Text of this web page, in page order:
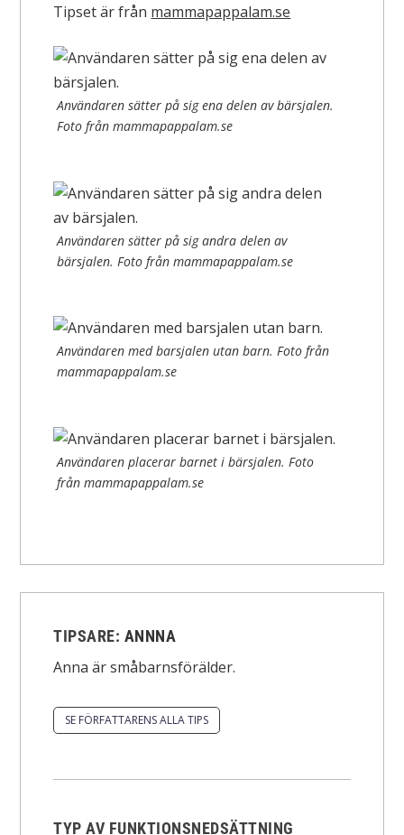
Tipset är från mammapappalam.se
Användaren sätter på sig ena delen av bärsjalen.
Foto från mammapappalam.se
Användaren sätter på sig andra delen av
bärsjalen. Foto från mammapappalam.se
Användaren med barsjalen utan barn. Foto från
mammapappalam.se
Användaren placerar barnet i bärsjalen. Foto
från mammapappalam.se
TIPSARE: ANNNA
Anna är småbarnsförälder.
SE FÖRFATTARENS ALLA TIPS
TYP AV FUNKTIONSNEDSÄTTNING